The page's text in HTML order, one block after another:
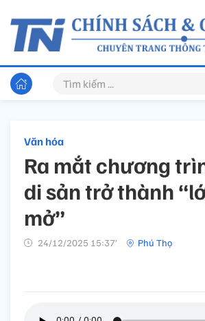
Văn hóa
Ra mắt chương
di sản trở thành
mở”
24/12/2025 15:37’ Phú Thọ